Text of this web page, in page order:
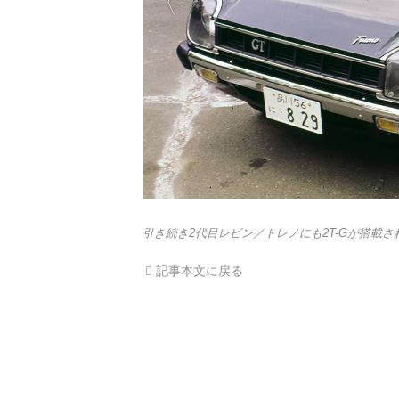
引き続き2代目レビン／トレノにも2T-Gが搭載さ
記事本文に戻る